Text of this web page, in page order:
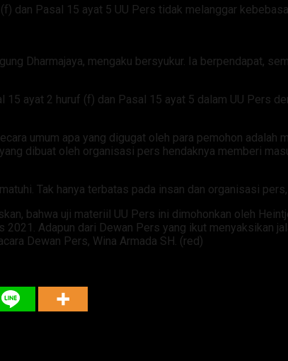
dan Pasal 15 ayat 5 UU Pers tidak melanggar
Dharmajaya, mengaku bersyukur. Ia berpendapat,
15 ayat 2 huruf (f) dan Pasal 15 ayat 5 dalam UU Pers
umum apa yang digugat oleh para pemohon
dibuat oleh organisasi pers hendaknya memberi
Tak hanya terbatas pada insan dan organisasi
bahwa uji materiil UU Pers ini dimohonkan oleh
Adapun dari Dewan Pers yang ikut menyaksikan
Dewan Pers, Wina Armada SH. (red)